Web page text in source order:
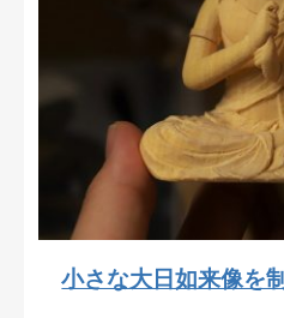
小さな大日如来像を